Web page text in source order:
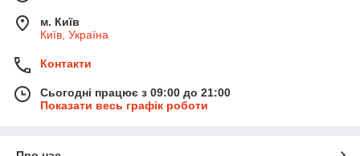
м. Київ
Київ, Україна
Контакти
Сьогодні працює з 09:00 до 21:00
Показати весь графік роботи